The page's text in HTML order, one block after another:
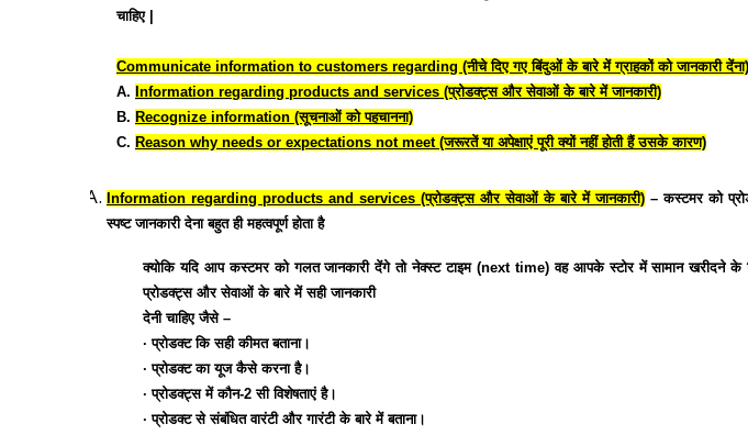
चाहिए |
Communicate information to customers regarding (नीचे दिए गए बिंदुओं के बारे में ग्राहकों को जानकारी देंना)
A. Information regarding products and services (प्रोडक्ट्स और सेवाओं के बारे में जानकारी)
B. Recognize information (सूचनाओं को पहचानना)
C. Reason why needs or expectations not meet (जरूरतें या अपेक्षाएं पूरी क्यों नहीं होती हैं उसके कारण)
Information regarding products and services (प्रोडक्ट्स और सेवाओं के बारे में जानकारी)–कस्टमर को
स्पष्ट जानकारी देना बहुत ही महत्वपूर्ण होता है
क्योकि यदि आप कस्टमर को गलत जानकारी देंगे तो नेक्स्ट टाइम (next time) वह आपके स्टोर में सामान खरीदने
प्रोडक्ट्स और सेवाओं के बारे में सही जानकारी
देनी चाहिए जैसे –
∙ प्रोडक्ट कि सही कीमत बताना।
∙ प्रोडक्ट का यूज कैसे करना है।
∙ प्रोडक्ट्स में कौन-2 सी विशेषताएं है।
∙ प्रोडक्ट से संबंधित वारंटी और गारंटी के बारे में बताना।